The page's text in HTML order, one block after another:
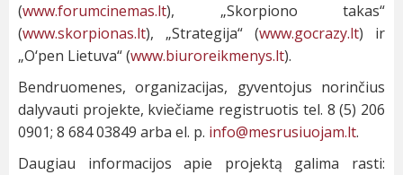
(www.forumcinemas.lt), „Skorpiono takas“
(www.skorpionas.lt), „Strategija“ (www.gocrazy.lt) ir
„O‘pen Lietuva“ (www.biuroreikmenys.lt).
Bendruomenes, organizacijas, gyventojus norinčius
dalyvauti projekte, kviečiame registruotis tel. 8 (5) 206
0901; 8 684 03849 arba el. p. info@mesrusiuojam.lt.
Daugiau informacijos apie projektą galima rasti: